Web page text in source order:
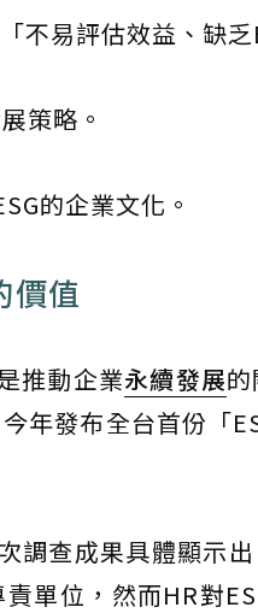
不易評估效益、缺乏
策略。
的企業文化。
價值
推動企業永續發展
年發布全台首份「
調查成果具體顯示
單位，然而HR對